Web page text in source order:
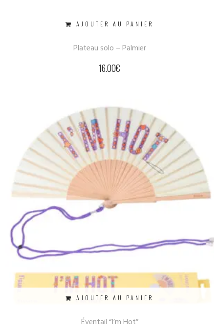
AJOUTER AU PANIER
Plateau solo – Palmier
16.00€
AJOUTER AU PANIER
Éventail “I’m Hot”